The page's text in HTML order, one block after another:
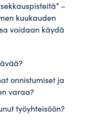
–
kuukauden
voidaan käydä
onnistumiset ja
varaa?
työyhteisöön?